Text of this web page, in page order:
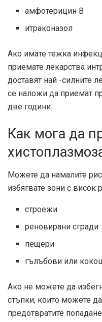
амфотерицин В
итраконазол
Ако имате тежка
приемате лекарства
доставят най -силните
се наложи да приемат
две години.
Как мога да
Можете да намалите
избягвате зони с висок
строежи
реновирани сгради
пещери
гълъбови или
Ако не можете да
стъпки, които можете
предотвратите